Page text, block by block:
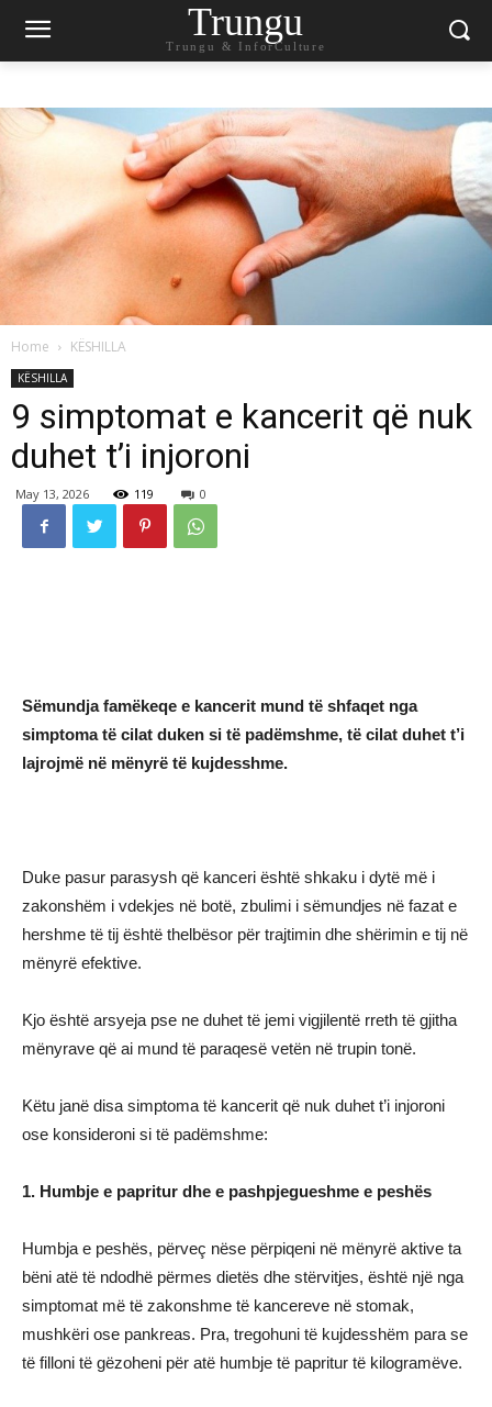
Trungu
Trungu & InforCulture
Home KËSHILLA
KËSHILLA
9 simptomat e kancerit që nuk
duhet t’i injoroni
May 13, 2026 119 0
Sëmundja famëkeqe e kancerit mund të shfaqet nga
simptoma të cilat duken si të padëmshme, të cilat duhet t’i
lajrojmë në mënyrë të kujdesshme.
Duke pasur parasysh që kanceri është shkaku i dytë më i
zakonshëm i vdekjes në botë, zbulimi i sëmundjes në fazat e
hershme të tij është thelbësor për trajtimin dhe shërimin e tij në
mënyrë efektive.
Kjo është arsyeja pse ne duhet të jemi vigjilentë rreth të gjitha
mënyrave që ai mund të paraqesë vetën në trupin tonë.
Këtu janë disa simptoma të kancerit që nuk duhet t’i injoroni
ose konsideroni si të padëmshme:
1. Humbje e papritur dhe e pashpjegueshme e peshës
Humbja e peshës, përveç nëse përpiqeni në mënyrë aktive ta
bëni atë të ndodhë përmes dietës dhe stërvitjes, është një nga
simptomat më të zakonshme të kancereve në stomak,
mushkëri ose pankreas. Pra, tregohuni të kujdesshëm para se
të filloni të gëzoheni për atë humbje të papritur të kilogramëve.